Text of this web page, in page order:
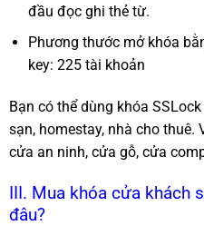
đầu đọc ghi thẻ từ.
Phương thước mở khóa
key: 225 tài khoản
Bạn có thể dùng khóa
sạn, homestay, nhà cho thuê.
cửa an ninh, cửa gỗ, cửa
III. Mua khóa cửa khách
đâu?